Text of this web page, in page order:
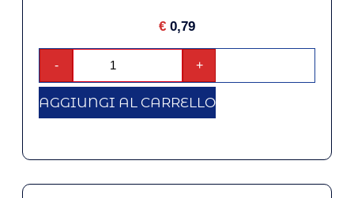
€ 0,79
- +
AGGIUNGI AL CARRELLO